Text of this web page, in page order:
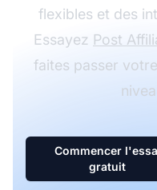
flexibles et des
Essayez Post
faites passer votre
Commencer
gratuit